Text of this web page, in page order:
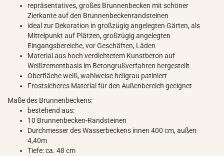
repräsentatives, großes Brunnenbecken mit schöner
Zierkante auf den Brunnenbeckenrandsteinen
ideal zur Dekoration in großzügig angelegten Gärten, als
Mittelpunkt auf Plätzen, großzügig angelegten
Eingangsbereiche, vor Geschäften, Läden
Material aus hoch verdichtetem Kunstbeton auf
Weißzementbasis im Betongrußverfahren hergestellt
Oberfläche weiß, wahlweise hellgrau patiniert
Frostsicheres Material für den Außenbereich geeignet
Maße des Brunnenbeckens:
bestehend aus:
10 Brunnenbecken-Randsteinen
Durchmesser des Wasserbeckens innen 400 cm, außen
4,40m
Tiefe: ca. 48 cm